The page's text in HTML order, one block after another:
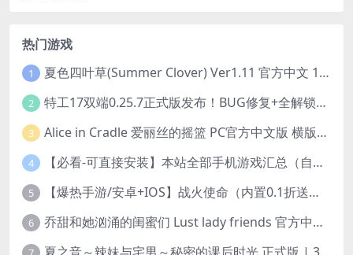
热门游戏
1 夏色四叶草(Summer Clover) Ver1.11 官方中文 1+4.35G 全CG 有CV 百度盘版本
2 特工17双端0.25.7正式版发布！BUG修复+全解锁存档+赞助码合集（安卓/PC/中文/动态）
3 Alice in Cradle 爱丽丝的摇篮 PC官方中文版 横版动作ACT 手绘幻想风 v0.29g 完整体验版
4 【必看-可直接安装】本站全部手机游戏汇总（自带修改器MOD）
5 【爆热手游/安卓+IOS】战火使命（内置0.1折送可触碰战姬）[中文/美女养成/整合兑换码/双端互通/更新]（公测）
6 乔甜和她汹涌的闺蜜们 Lust lady friends 官方中文版本 SLG类型